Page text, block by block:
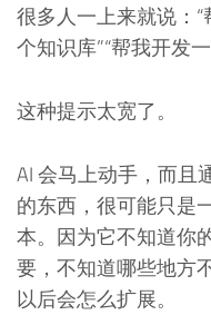
很多人一上来就说：
个知识库”“帮我开发一
这种提示太宽了。
AI 会马上动手，而且
的东西，很可能只是
本。因为它不知道你
要，不知道哪些地方
以后会怎么扩展。